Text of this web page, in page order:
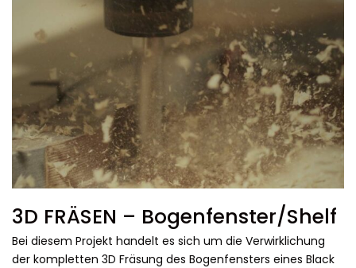
3D FRÄSEN – Bogenfenster/Shelf
Bei diesem Projekt handelt es sich um die Verwirklichung
der kompletten 3D Fräsung des Bogenfensters eines Black